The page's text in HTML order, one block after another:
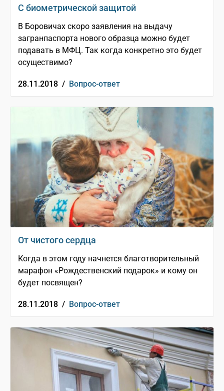
С биометрической защитой
В Боровичах скоро заявления на выдачу
загранпаспорта нового образца можно будет
подавать в МФЦ. Так когда конкретно это будет
осуществимо?
28.11.2018 / Вопрос-ответ
От чистого сердца
Когда в этом году начнется благотворительный
марафон «Рождественский подарок» и кому он
будет посвящен?
28.11.2018 / Вопрос-ответ